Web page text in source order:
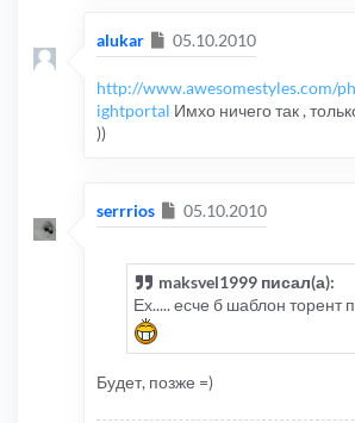
alukar Сообщение
05.10.2010
http://www.awesomestyles.com/
ightportal Имхо ничего так ,
))
serrrios Сообщение
05.10.2010
maksvel1999 писал(а):
Ех..... есче б шаблон торент
Будет, позже =)